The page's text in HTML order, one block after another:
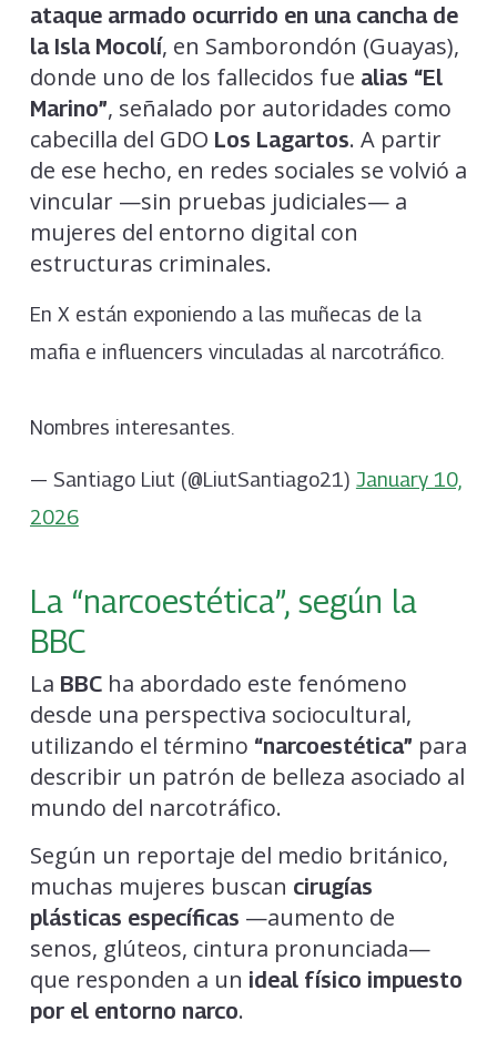
ataque armado ocurrido en una cancha de
la Isla Mocolí, en Samborondón (Guayas),
donde uno de los fallecidos fue alias “El
Marino”, señalado por autoridades como
cabecilla del GDO Los Lagartos. A partir
de ese hecho, en redes sociales se volvió a
vincular —sin pruebas judiciales— a
mujeres del entorno digital con
estructuras criminales.
En X están exponiendo a las muñecas de la
mafia e influencers vinculadas al narcotráfico.
Nombres interesantes.
— Santiago Liut (@LiutSantiago21) January 10,
2026
La “narcoestética”, según la
BBC
La BBCha abordado este fenómeno
desde una perspectiva sociocultural,
utilizando el término “narcoestética” para
describir un patrón de belleza asociado al
mundo del narcotráfico.
Según un reportaje del medio británico,
muchas mujeres buscan cirugías
plásticas específicas —aumento de
senos, glúteos, cintura pronunciada—
que responden a un ideal físico impuesto
por el entorno narco.